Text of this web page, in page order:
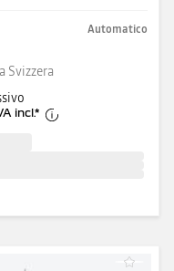
Automatico
Svizzera
incl.*